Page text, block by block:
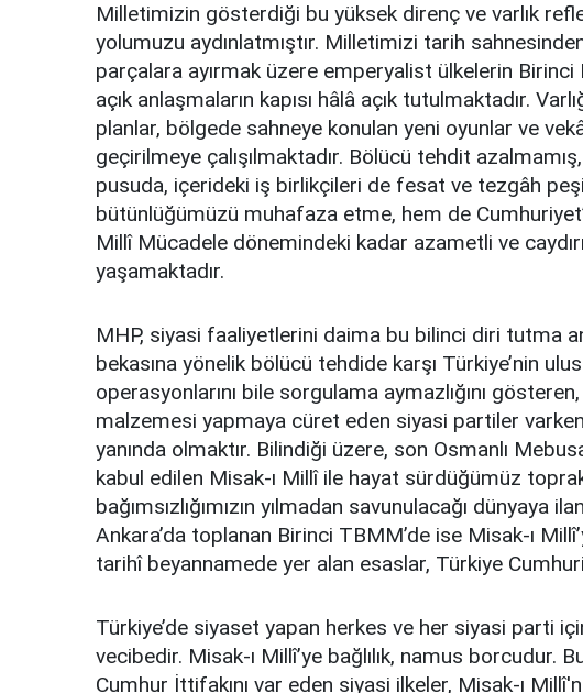
Milletimizin gösterdiği bu yüksek direnç ve varlık
yolumuzu aydınlatmıştır. Milletimizi tarih
parçalara ayırmak üzere emperyalist ülkelerin Birinci
açık anlaşmaların kapısı hâlâ açık tutulmaktadır.
planlar, bölgede sahneye konulan yeni oyunlar ve
geçirilmeye çalışılmaktadır. Bölücü tehdit
pusuda, içerideki iş birlikçileri de fesat ve tezgâh
bütünlüğümüzü muhafaza etme, hem de
Millî Mücadele dönemindeki kadar azametli ve
yaşamaktadır.
MHP, siyasi faaliyetlerini daima bu bilinci diri tutma
bekasına yönelik bölücü tehdide karşı Türkiye’nin
operasyonlarını bile sorgulama aymazlığını
malzemesi yapmaya cüret eden siyasi partiler
yanında olmaktır. Bilindiği üzere, son Osmanlı
kabul edilen Misak-ı Millî ile hayat sürdüğümüz
bağımsızlığımızın yılmadan savunulacağı dünyaya
Ankara’da toplanan Birinci TBMM’de ise Misak-ı
tarihî beyannamede yer alan esaslar, Türkiye
Türkiye’de siyaset yapan herkes ve her siyasi parti
vecibedir. Misak-ı Millî’ye bağlılık, namus borcudur.
Cumhur İttifakını var eden siyasi ilkeler, Misak-ı